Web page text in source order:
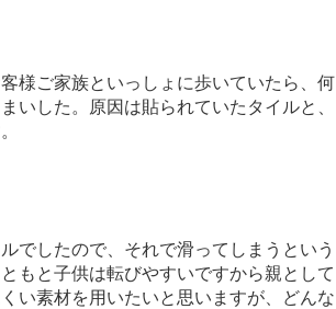
様ご家族といっしょに歩いていたら、何
いした。原因は貼られていたタイルと、
でしたので、それで滑ってしまうという
もと子供は転びやすいですから親として
い素材を用いたいと思いますが、どんな